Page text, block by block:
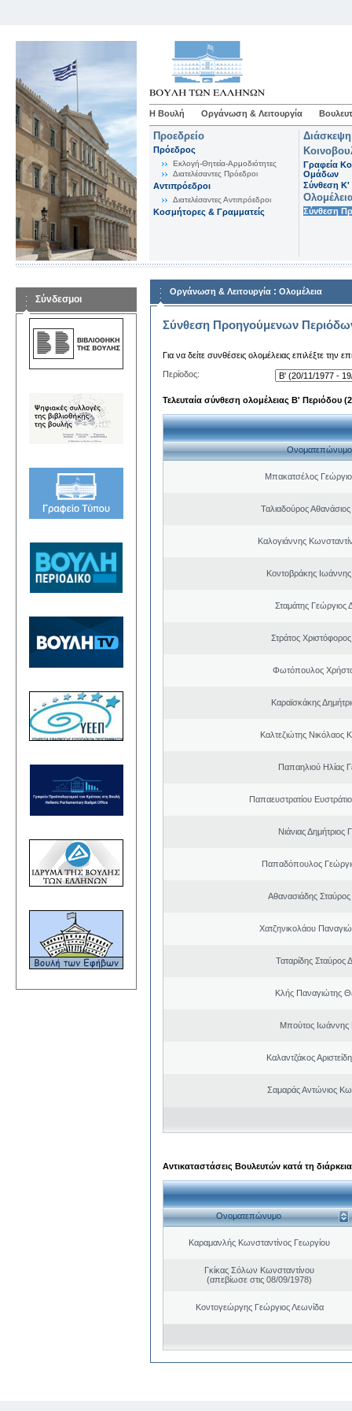
Η Βουλή Οργάνωση & Λειτουργία
Προεδρείο
Πρόεδρος
Εκλογή-Θητεία-Αρμοδιότητες
Διατελέσαντες Πρόεδροι
Αντιπρόεδροι
Διατελέσαντες Αντιπρόεδροι
Κοσμήτορες & Γραμματείς
Γραφεία
Ομάδων
Σύνθεση K'
Σύνθεση
Σύνδεσμοι
Οργάνωση & Λειτουργία : Ολομέλεια
Σύνθεση Προηγούμενων
Για να δείτε συνθέσεις ολομέλειας επιλέξτε την
Περίοδος:
Τελευταία σύνθεση ολομέλειας Β' Περιόδου
Ονοματεπώνυμο
Μπακατσέλος
Ταλιαδούρος
Καλογιάννης
Κοντοβράκης
Σταμάτης Γεώργιος
Στράτος
Φωτόπουλος
Καραϊσκάκης
Καλτεζιώτης Νικόλαος
Παπαηλιού Ηλίας
Παπαευστρατίου
Νιάνιας Δημήτριος
Παπαδόπουλος
Αθανασιάδης
Χατζηνικολάου
Ταταρίδης Σταύρος
Κλής Παναγιώτης
Μπούτος Ιωάννης
Καλαντζάκος
Σαμαράς Αντώνιος
Αντικαταστάσεις Βουλευτών κατά τη
Ονοματεπώνυμο
Καραμανλής Κωνσταντίνος Γεωργίου
Γκίκας Σόλων Κωνσταντίνου
(απεβίωσε στις 08/09/1978)
Κοντογεώργης Γεώργιος Λεωνίδα